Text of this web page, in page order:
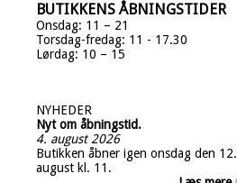
BUTIKKENS ÅBNINGSTIDER
Onsdag: 11 – 21
Torsdag-fredag: 11 - 17.30
Lørdag: 10 – 15
NYHEDER
Nyt om åbningstid.
4. august 2026
Butikken åbner igen onsdag den 12.
august kl. 11.